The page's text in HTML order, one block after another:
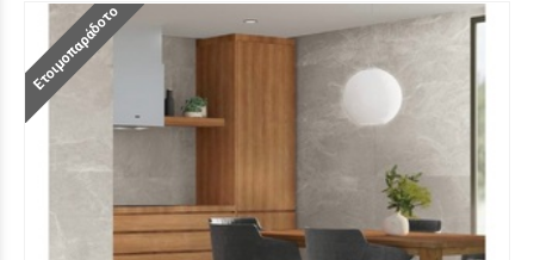
Ετοιμοπαράδοτο